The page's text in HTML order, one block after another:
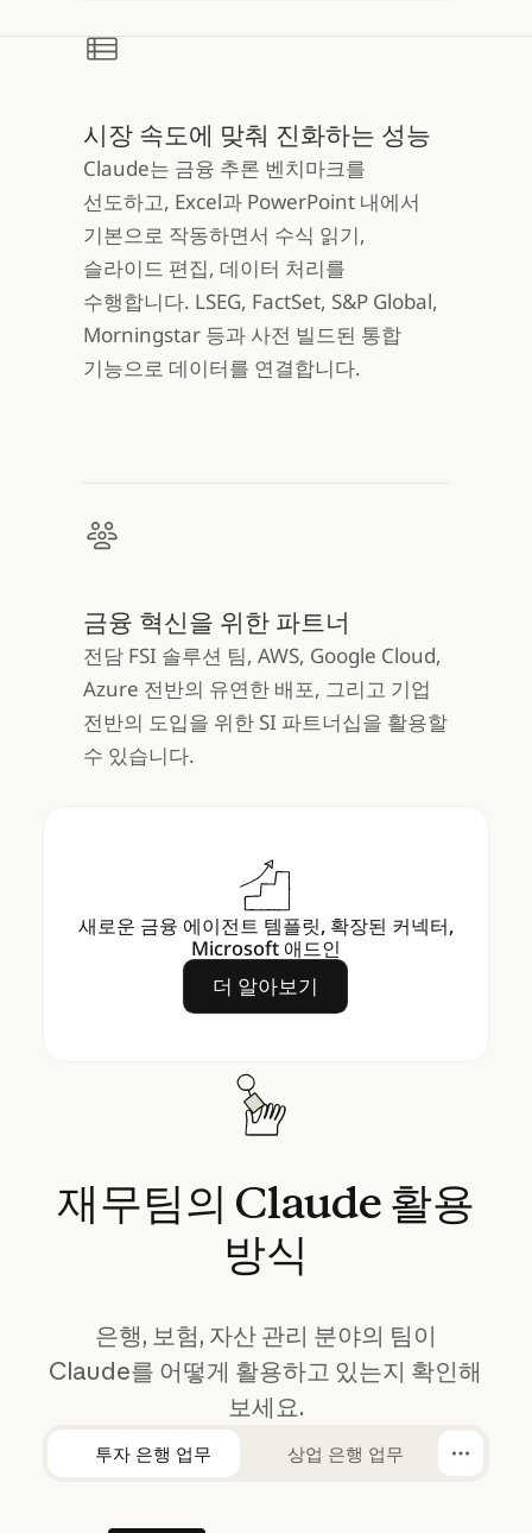
시장 속도에 맞춰 진화하는 성능
Claude는 금융 추론 벤치마크를
선도하고, Excel과 PowerPoint 내에서
기본으로 작동하면서 수식 읽기,
슬라이드 편집, 데이터 처리를
수행합니다. LSEG, FactSet, S&P Global,
Morningstar 등과 사전 빌드된 통합
기능으로 데이터를 연결합니다.
금융 혁신을 위한 파트너
전담 FSI 솔루션 팀, AWS, Google Cloud,
Azure 전반의 유연한 배포, 그리고 기업
전반의 도입을 위한 SI 파트너십을 활용할
수 있습니다.
새로운 금융 에이전트 템플릿, 확장된 커넥터,
Microsoft 애드인
더 알아보기
더 알아보기
재무팀의 Claude 활용
방식
은행, 보험, 자산 관리 분야의 팀이
Claude를 어떻게 활용하고 있는지 확인해
보세요.
투자 은행 업무 상업 은행 업무